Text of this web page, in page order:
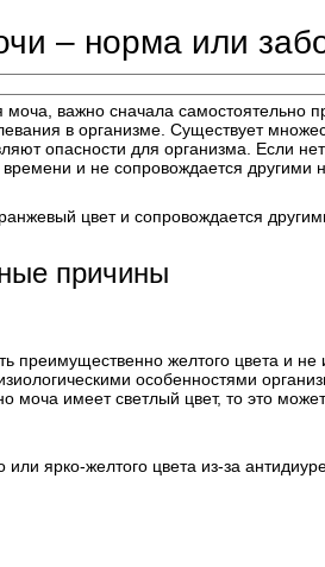
– норма или
важно сначала самостоятельно
в организме. Существует
опасности для организма. Если
и не сопровождается другими
цвет и сопровождается
причины
преимущественно желтого цвета и не
особенностями
моча имеет светлый цвет, то это
ярко-желтого цвета из-за